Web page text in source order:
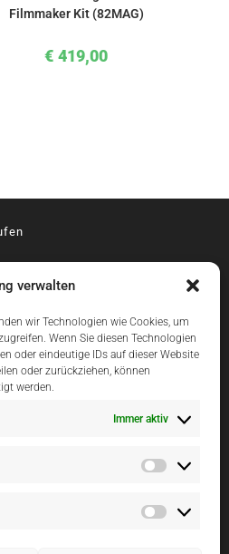
verwalten
wir Technologien wie Cookies, um
Wenn Sie diesen Technologien
oder eindeutige IDs auf dieser Website
oder zurückziehen, können
werden.
Immer aktiv
Filmmaker Kit (82MAG)
€ 419,00
Bezahlen